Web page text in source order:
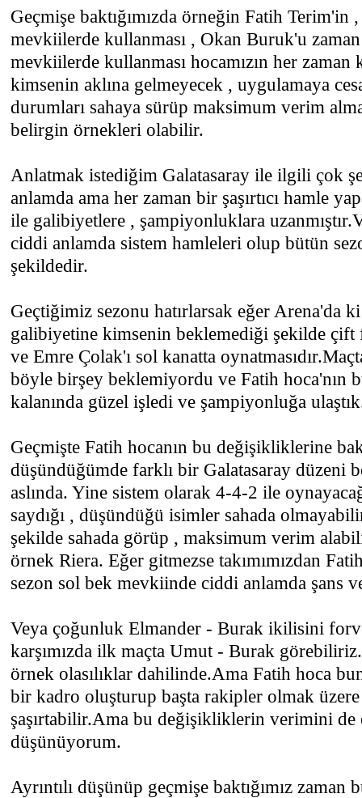
Geçmişe baktığımızda örneğin Fatih Terim'in
mevkiilerde kullanması , Okan Buruk'u
mevkiilerde kullanması hocamızın her zaman
kimsenin aklına gelmeyecek , uygulamaya
durumları sahaya sürüp maksimum verim
belirgin örnekleri olabilir.
Anlatmak istediğim Galatasaray ile ilgili çok
anlamda ama her zaman bir şaşırtıcı hamle
ile galibiyetlere , şampiyonluklara
ciddi anlamda sistem hamleleri olup bütün
şekildedir.
Geçtiğimiz sezonu hatırlarsak eğer Arena'da
galibiyetine kimsenin beklemediği şekilde çift
ve Emre Çolak'ı sol kanatta
böyle birşey beklemiyordu ve Fatih hoca'nın
kalanında güzel işledi ve şampiyonluğa
Geçmişte Fatih hocanın bu değişikliklerine
düşündüğümde farklı bir Galatasaray düzeni
aslında. Yine sistem olarak 4-4-2 ile
saydığı , düşündüğü isimler sahada
şekilde sahada görüp , maksimum verim
örnek Riera. Eğer gitmezse takımımızdan
sezon sol bek mevkiinde ciddi anlamda şans
Veya çoğunluk Elmander - Burak ikilisini
karşımızda ilk maçta Umut - Burak
örnek olasılıklar dahilinde.Ama Fatih hoca
bir kadro oluşturup başta rakipler olmak
şaşırtabilir.Ama bu değişikliklerin verimini de
düşünüyorum.
Ayrıntılı düşünüp geçmişe baktığımız